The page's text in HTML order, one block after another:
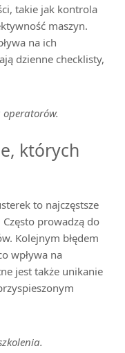
takie jak kontrola
maszyn.
na ich
dzienne checklisty,
których
to najczęstsze
Często prowadzą do
Kolejnym błędem
wpływa na
jest także unikanie